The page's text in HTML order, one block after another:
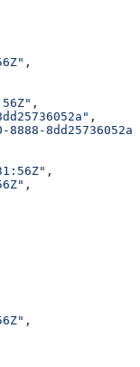
,
,
,
8dd25736052a"
,
,
,